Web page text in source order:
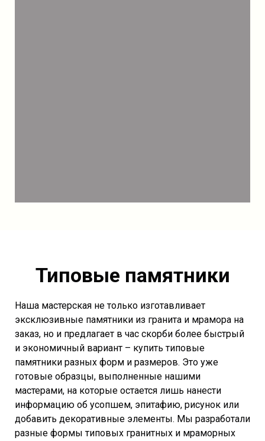
Типовые памятники
Наша мастерская не только изготавливает
эксклюзивные памятники из гранита и мрамора на
заказ, но и предлагает в час скорби более быстрый
и экономичный вариант – купить типовые
памятники разных форм и размеров. Это уже
готовые образцы, выполненные нашими
мастерами, на которые остается лишь нанести
информацию об усопшем, эпитафию, рисунок или
добавить декоративные элементы. Мы разработали
разные формы типовых гранитных и мраморных